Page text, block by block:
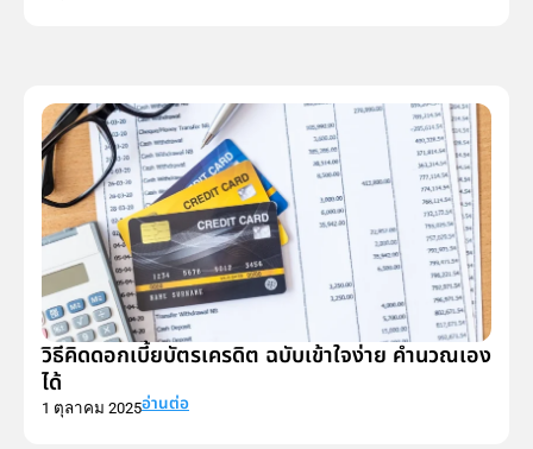
วิธีคิดดอกเบี้ยบัตรเครดิต ฉบับเข้าใจง่าย คำนวณเอง
ได้
1 ตุลาคม 2025อ่านต่อ